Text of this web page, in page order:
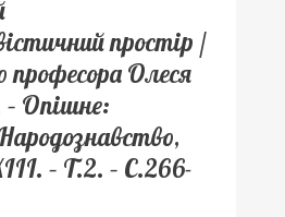
простір /
професора Олеся
Опішне:
– Т.2. – С.266-